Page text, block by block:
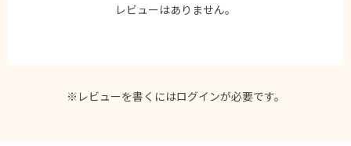
レビューはありません。
※レビューを書くにはログインが必要です。